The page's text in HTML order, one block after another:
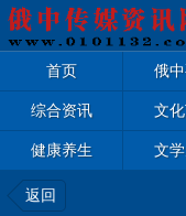
首页 俄
综合资讯 文
健康养生 文
返回